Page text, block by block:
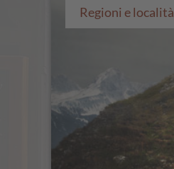
Regioni e località